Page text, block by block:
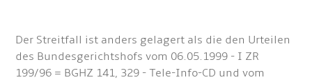
Der Streitfall ist anders gelagert als die den Urteilen
des Bundesgerichtshofs vom 06.05.1999 - I ZR
199/96 = BGHZ 141, 329 - Tele-Info-CD und vom